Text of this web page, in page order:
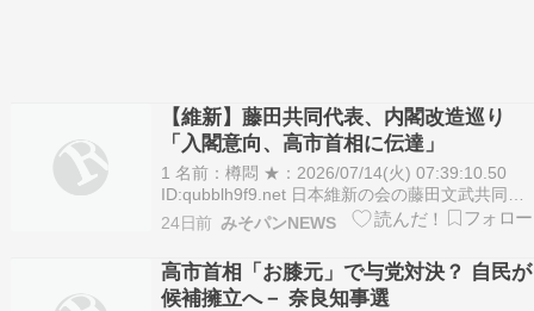
【維新】藤田共同代表、内閣改造巡り
「入閣意向、高市首相に伝達」
1 名前：樽悶 ★：2026/07/14(火) 07:39:10.50
ID:qubblh9f9.net 日本維新の会の藤田文武共同代
表は13日のBS―TBS番組で、次の内閣改造で維
新から閣僚を出す意向を高市早苗首相に伝達して
いると明らかにした。昨年10月の連立政権発足の
際に、…
24日前 みそパンNEWS
高市首相「お膝元」で与党対決？ 自民が
候補擁立へ－ 奈良知事選